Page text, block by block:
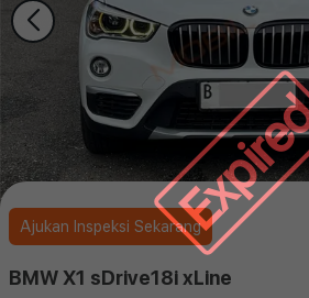
Ajukan Inspeksi Sekarang
BMW X1 sDrive18i xLine